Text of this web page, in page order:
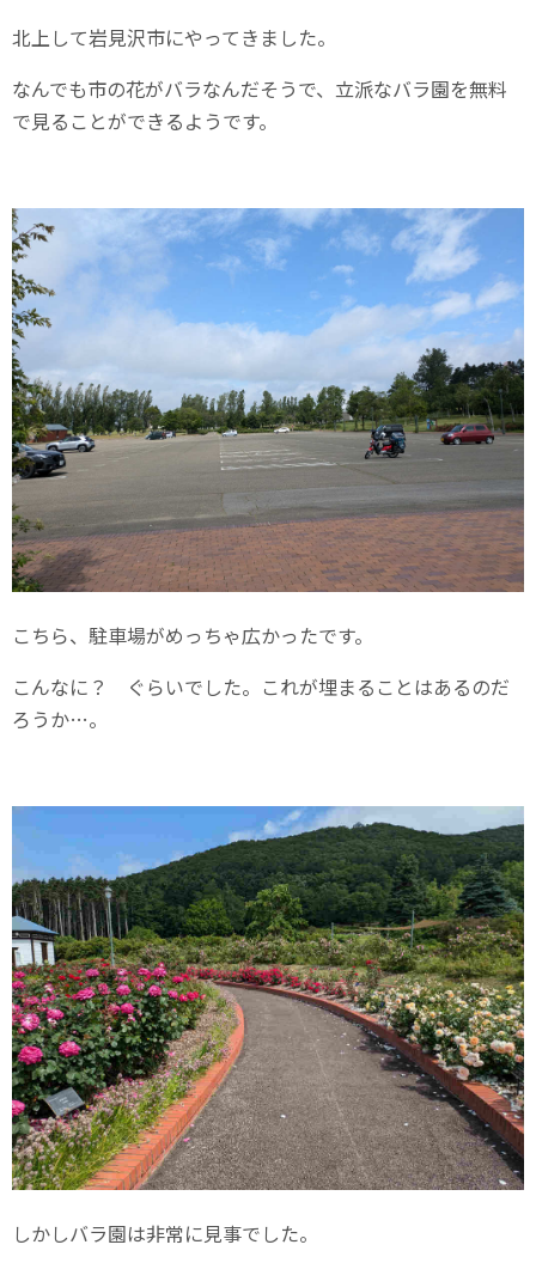
北上して岩見沢市にやってきました。
なんでも市の花がバラなんだそうで、立派なバラ園を無料
で見ることができるようです。
こちら、駐車場がめっちゃ広かったです。
こんなに？ ぐらいでした。これが埋まることはあるのだ
ろうか…。
しかしバラ園は非常に見事でした。